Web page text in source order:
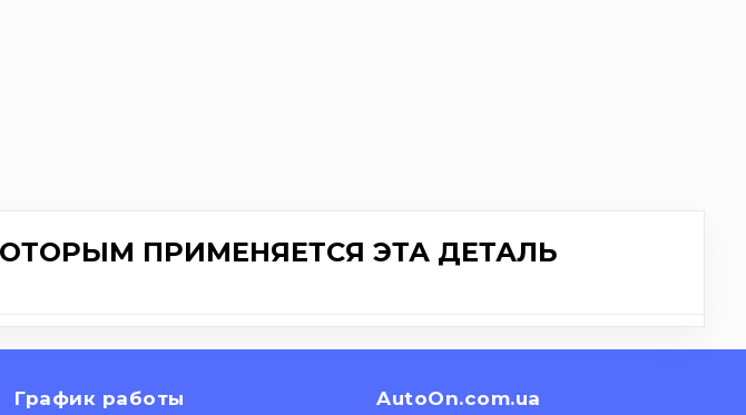
ПРИМЕНЯЕТСЯ ЭТА ДЕТАЛЬ
График работы AutoOn.com.ua